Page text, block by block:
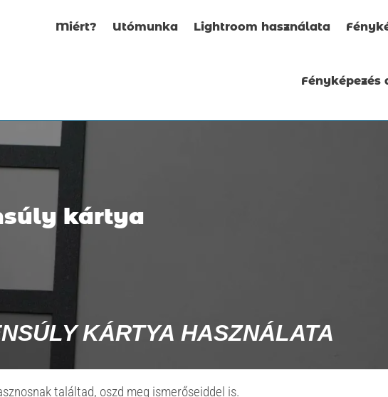
Miért? Utómunka Lightroom használata
kártya
KÁRTYA HASZNÁLATA
találtad, oszd meg ismerőseiddel is.